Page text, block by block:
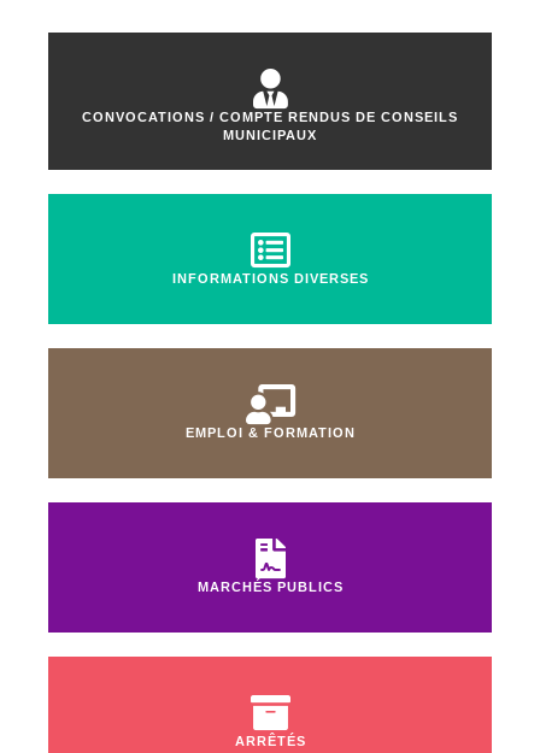
CONVOCATIONS / COMPTE RENDUS DE CONSEILS
MUNICIPAUX
INFORMATIONS DIVERSES
EMPLOI & FORMATION
MARCHÉS PUBLICS
ARRÊTÉS